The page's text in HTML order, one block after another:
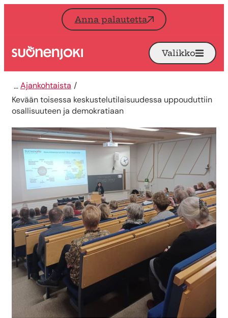
Siirry sisältöön
Anna palautetta
Etusivu Avaa
Valikko
Ajankohtaista
Kevään toisessa keskustelutilaisuudessa uppouduttiin
osallisuuteen ja demokratiaan